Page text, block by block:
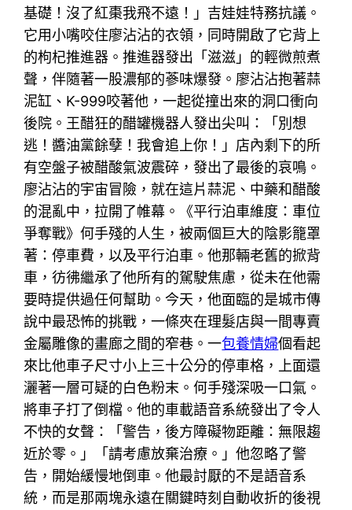
基礎！沒了紅棗我飛不遠！」吉娃娃特務抗議。
它用小嘴咬住廖沾沾的衣領，同時開啟了它背上
的枸杞推進器。推進器發出「滋滋」的輕微煎煮
聲，伴隨著一股濃郁的蔘味爆發。廖沾沾抱著蒜
泥缸、K-999咬著他，一起從撞出來的洞口衝向
後院。王醋狂的醋罐機器人發出尖叫：「別想
逃！醬油黨餘孽！我會追上你！」店內剩下的所
有空盤子被醋酸氣波震碎，發出了最後的哀鳴。
廖沾沾的宇宙冒險，就在這片蒜泥、中藥和醋酸
的混亂中，拉開了帷幕。《平行泊車維度：車位
爭奪戰》何手殘的人生，被兩個巨大的陰影籠罩
著：停車費，以及平行泊車。他那輛老舊的掀背
車，彷彿繼承了他所有的駕駛焦慮，從未在他需
要時提供過任何幫助。今天，他面臨的是城市傳
說中最恐怖的挑戰，一條夾在理髮店與一間專賣
金屬雕像的畫廊之間的窄巷。一包養情婦個看起
來比他車子尺寸小上三十公分的停車格，上面還
灑著一層可疑的白色粉末。何手殘深吸一口氣。
將車子打了倒檔。他的車載語音系統發出了令人
不快的女聲：「警告，後方障礙物距離：無限趨
近於零。」「請考慮放棄治療。」他忽略了警
告，開始緩慢地倒車。他最討厭的不是語音系
統，而是那兩塊永遠在關鍵時刻自動收折的後視